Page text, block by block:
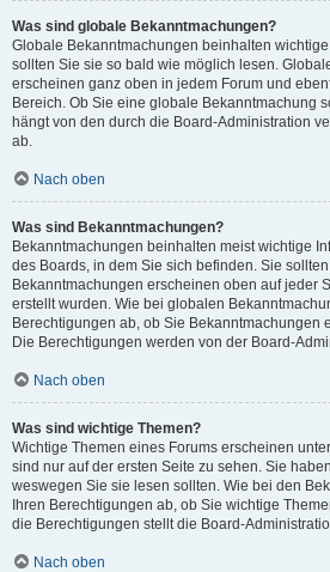
Was sind globale Bekanntmachungen?
Globale Bekanntmachungen beinhalten
sollten Sie sie so bald wie möglich lesen.
erscheinen ganz oben in jedem Forum und
Bereich. Ob Sie eine globale Bekanntmachung
hängt von den durch die Board-Administration
ab.
Nach oben
Was sind Bekanntmachungen?
Bekanntmachungen beinhalten meist wichtige
des Boards, in dem Sie sich befinden. Sie
Bekanntmachungen erscheinen oben auf jeder
erstellt wurden. Wie bei globalen
Berechtigungen ab, ob Sie Bekanntmachungen
Die Berechtigungen werden von der Board-
Nach oben
Was sind wichtige Themen?
Wichtige Themen eines Forums erscheinen
sind nur auf der ersten Seite zu sehen. Sie
weswegen Sie sie lesen sollten. Wie bei den
Ihren Berechtigungen ab, ob Sie wichtige
die Berechtigungen stellt die Board-
Nach oben